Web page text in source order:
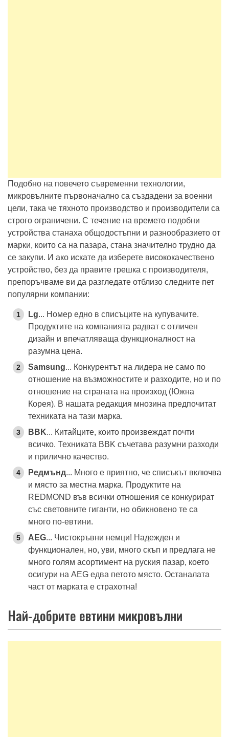
Подобно на повечето съвременни технологии,
микровълните първоначално са създадени за военни
цели, така че тяхното производство и производители са
строго ограничени. С течение на времето подобни
устройства станаха общодостъпни и разнообразието от
марки, които са на пазара, стана значително трудно да
се закупи. И ако искате да изберете висококачествено
устройство, без да правите грешка с производителя,
препоръчваме ви да разгледате отблизо следните пет
популярни компании:
Lg... Номер едно в списъците на купувачите.
Продуктите на компанията радват с отличен
дизайн и впечатляваща функционалност на
разумна цена.
Samsung... Конкурентът на лидера не само по
отношение на възможностите и разходите, но и по
отношение на страната на произход (Южна
Корея). В нашата редакция мнозина предпочитат
техниката на тази марка.
BBK... Китайците, които произвеждат почти
всичко. Техниката BBK съчетава разумни разходи
и прилично качество.
Редмънд... Много е приятно, че списъкът включва
и място за местна марка. Продуктите на
REDMOND във всички отношения се конкурират
със световните гиганти, но обикновено те са
много по-евтини.
AEG... Чистокръвни немци! Надежден и
функционален, но, уви, много скъп и предлага не
много голям асортимент на руския пазар, което
осигури на AEG едва петото място. Останалата
част от марката е страхотна!
Най-добрите евтини микровълни